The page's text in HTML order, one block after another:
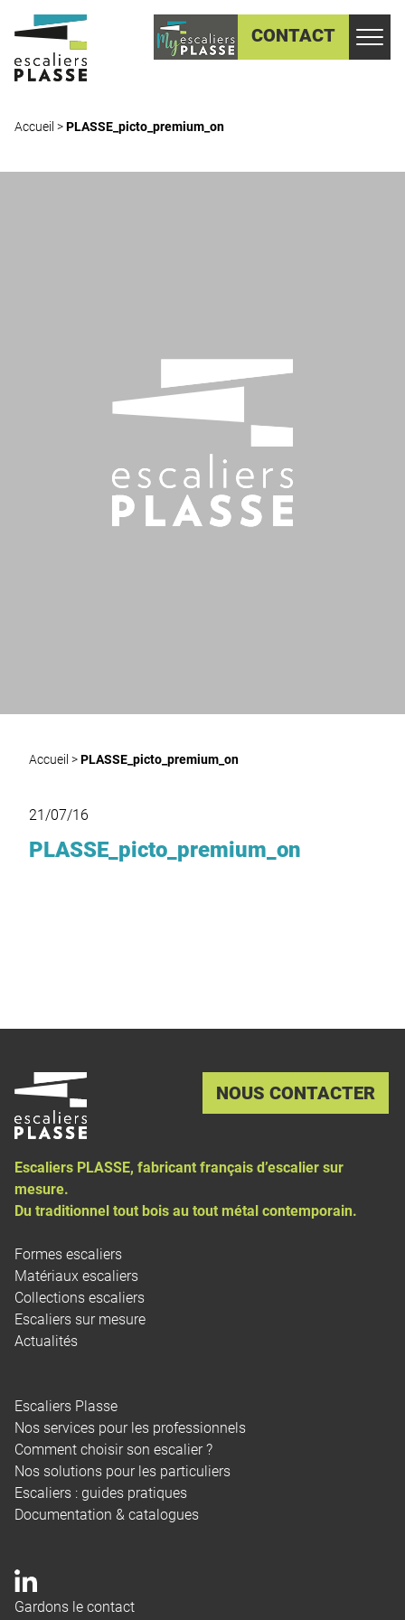
CONTACT
Accueil >PLASSE_picto_premium_on
Accueil >PLASSE_picto_premium_on
21/07/16
PLASSE_picto_premium_on
NOUS CONTACTER
Escaliers PLASSE, fabricant français d’escalier sur
mesure.
Du traditionnel tout bois au tout métal contemporain.
Formes escaliers
Matériaux escaliers
Collections escaliers
Escaliers sur mesure
Actualités
Escaliers Plasse
Nos services pour les professionnels
Comment choisir son escalier ?
Nos solutions pour les particuliers
Escaliers : guides pratiques
Documentation & catalogues
Gardons le contact